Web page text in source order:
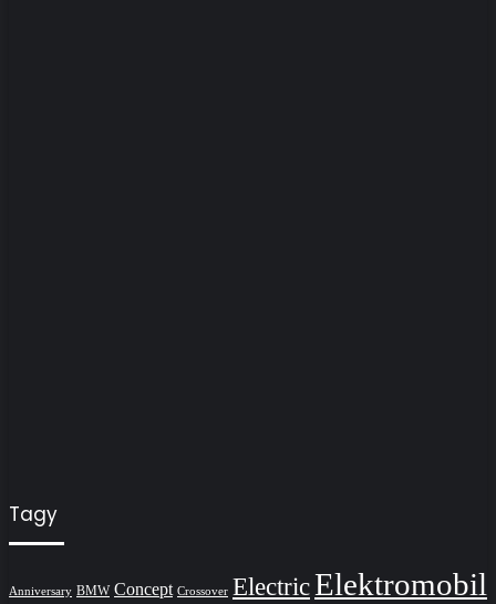
Tagy
Anniversary BMW Concept Crossover ElectricElektromobil